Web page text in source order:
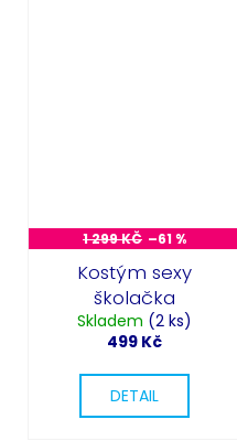
1 299 KČ –61 %
Kostým sexy
školačka
Skladem (2 ks)
499 Kč
DETAIL